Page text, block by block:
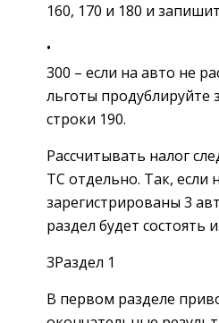
160, 170 и 180 и
300 – если на авто не
льготы продублируйте
строки 190.
Рассчитывать налог
ТС отдельно. Так, если
зарегистрированы 3
раздел будет состоять
3Раздел 1
В первом разделе